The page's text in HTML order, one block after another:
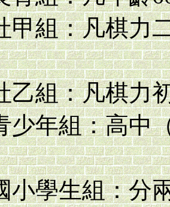
：凡棋力二
：凡棋力初
組：高中（
生組：分